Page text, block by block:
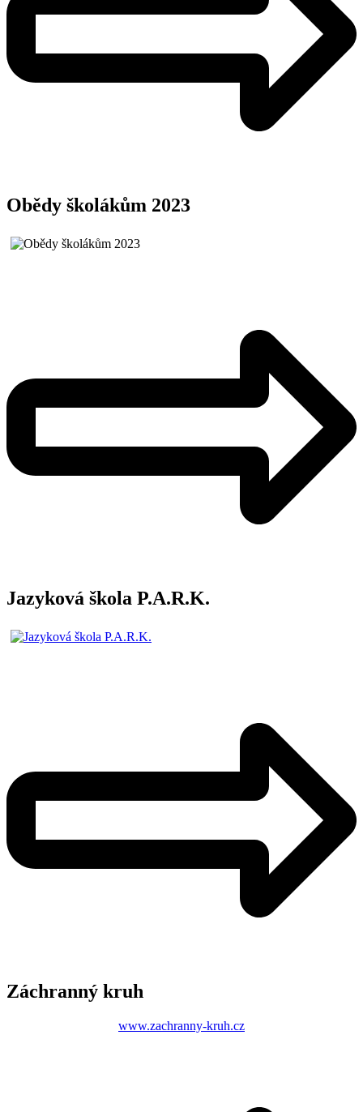
Obědy školákům 2023
Jazyková škola P.A.R.K.
Záchranný kruh
www.zachranny-kruh.cz